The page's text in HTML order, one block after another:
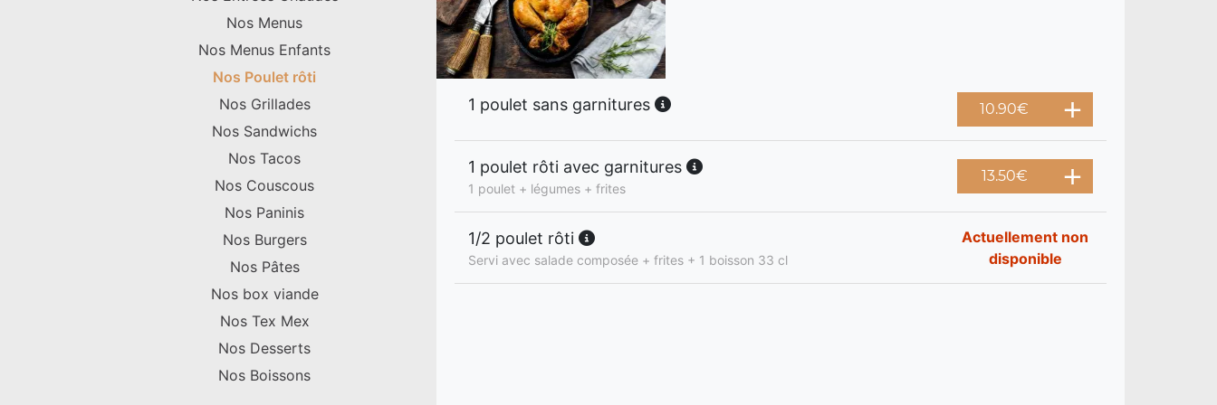
Nos Menus
Nos Menus Enfants
Nos Poulet rôti
Nos Grillades
Nos Sandwichs
Nos Tacos
Nos Couscous
Nos Paninis
Nos Burgers
Nos Pâtes
Nos box viande
Nos Tex Mex
Nos Desserts
Nos Boissons
1 poulet sans garnitures 10.90€
1 poulet rôti avec garnitures
1 poulet + légumes + frites
13.50€
1/2 poulet rôti
Servi avec salade composée + frites + 1 boisson 33 cl
Actuellement non
disponible